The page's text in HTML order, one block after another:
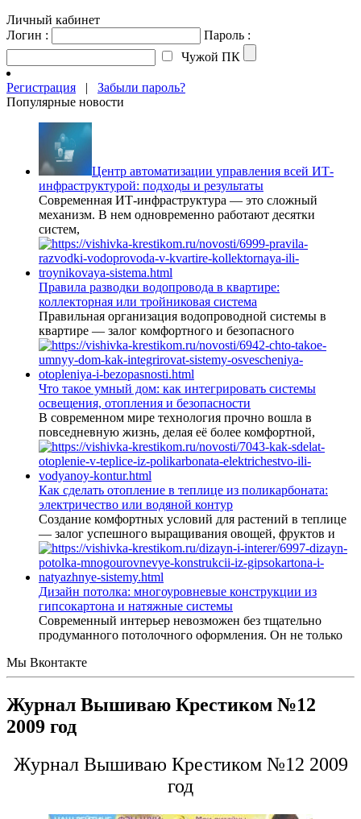
Личный кабинет
Логин :
Пароль :
Чужой ПК
Регистрация | Забыли пароль?
Популярные новости
Центр автоматизации управления всей ИТ-
инфраструктурой: подходы и результаты
Современная ИТ-инфраструктура — это сложный
механизм. В нем одновременно работают десятки
систем,
Правила разводки водопровода в квартире:
коллекторная или тройниковая система
Правильная организация водопроводной системы в
квартире — залог комфортного и безопасного
Что такое умный дом: как интегрировать системы
освещения, отопления и безопасности
В современном мире технология прочно вошла в
повседневную жизнь, делая её более комфортной,
Как сделать отопление в теплице из поликарбоната:
электричество или водяной контур
Создание комфортных условий для растений в теплице
— залог успешного выращивания овощей, фруктов и
Дизайн потолка: многоуровневые конструкции из
гипсокартона и натяжные системы
Современный интерьер невозможен без тщательно
продуманного потолочного оформления. Он не только
Мы Вконтакте
Журнал Вышиваю Крестиком №12
2009 год
Журнал Вышиваю Крестиком №12 2009
год